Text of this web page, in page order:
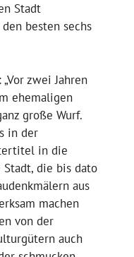
Stadt
besten sechs
zwei Jahren
ehemaligen
große Wurf.
in der
in die
Stadt, die bis dato
aus
machen
von der
auch